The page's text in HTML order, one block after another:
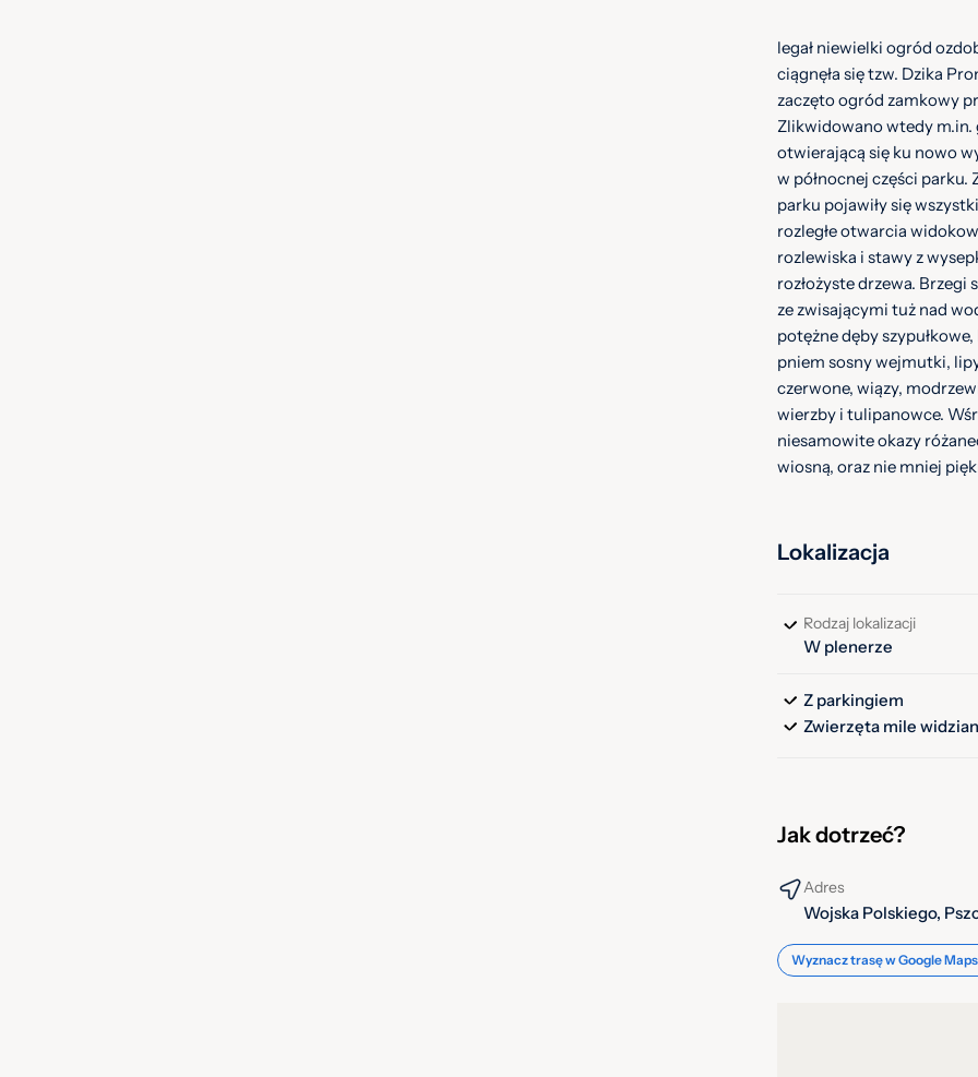
legał niewielki ogród
ciągnęła się tzw. Dzika
zaczęto ogród zamkowy
Zlikwidowano wtedy m.in.
otwierającą się ku nowo
w północnej części parku.
parku pojawiły się
rozległe otwarcia
rozlewiska i stawy z
rozłożyste drzewa. Brzegi
ze zwisającymi tuż nad
potężne dęby
pniem sosny wejmutki,
czerwone, wiązy,
wierzby i tulipanowce.
niesamowite okazy
wiosną, oraz nie mniej
Lokalizacja
Rodzaj lokalizacji
W plenerze
Z parkingiem
Zwierzęta mile
Jak dotrzeć?
Adres
Wojska Polskiego,
Wyznacz trasę w Google Maps